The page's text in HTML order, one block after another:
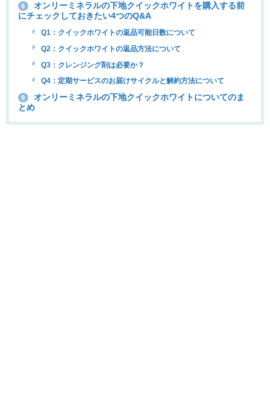
8
オンリーミネラルの下地クイックホワイトを購入する前
にチェックしておきたい4つのQ&A
Q1：クイックホワイトの返品可能日数について
Q2：クイックホワイトの返品方法について
Q3：クレンジング剤は必要か？
Q4：定期サービスのお届けサイクルと解約方法について
9
オンリーミネラルの下地クイックホワイトについてのま
とめ